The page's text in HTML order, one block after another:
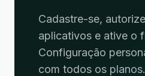
Cadastre-se,
aplicativos e ative o
Configuração
com todos os planos.